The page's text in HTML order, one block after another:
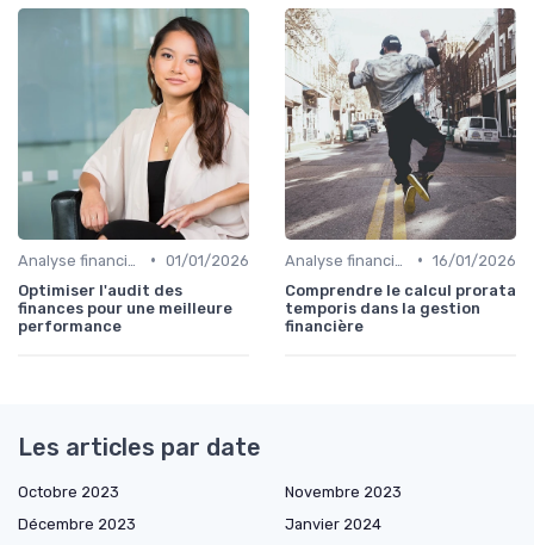
• 01/01/2026
Optimiser l'audit des
finances pour une meilleure
performance
• 16/01/2026
Comprendre le calcul prorata
temporis dans la gestion
financière
Les articles par date
Octobre 2023
Novembre 2023
Décembre 2023
Janvier 2024